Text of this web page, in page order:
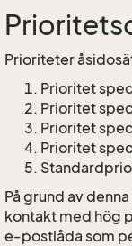
Prioriteter
Prioritet
Prioritet
Prioritet
Prioritet
På grund av
kontakt med hög
e-postlåda som